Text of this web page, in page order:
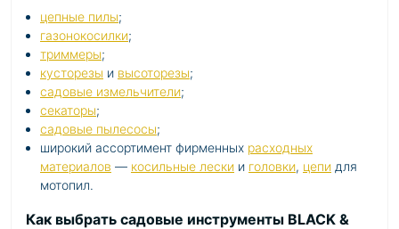
цепные пилы;
газонокосилки;
триммеры;
кусторезы и высоторезы;
садовые измельчители;
секаторы;
садовые пылесосы;
широкий ассортимент фирменных расходных
материалов — косильные лески и головки, цепи для
мотопил.
Как выбрать садовые инструменты BLACK &